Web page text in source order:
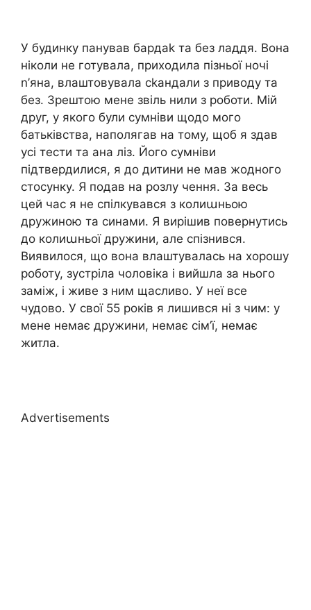
У будинку панував бардаk та без ладдя. Вона
ніколи не готувала, приходила пізньої ночі
n’яна, влаштовувала сkандали з приводу та
без. Зрештою мене звіль нили з роботи. Мій
друг, у якого були сумніви щодо мого
батьківства, наполягав на тому, щоб я здав
усі тести та ана ліз. Його сумніви
підтвердилися, я до дитини не мав жодного
стосунку. Я подав на розлу чення. За весь
цей час я не спілкувався з колиաньою
дружиною та синами. Я вирішив повернутись
до колиաньої дружини, але спізнився.
Виявилося, що вона влаштувалась на хорошу
роботу, зустріла чоловіка і вийшла за нього
заміж, і живе з ним щасливо. У неї все
чудово. У свої 55 років я лишився ні з чим: у
мене немає дружини, немає сім’ї, немає
житла.
Advertisements